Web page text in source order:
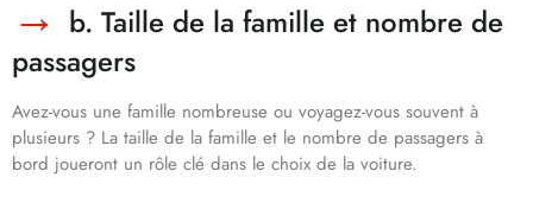
b. Taille de la famille et nombre de
passagers
Avez-vous une famille nombreuse ou voyagez-vous souvent à
plusieurs ? La taille de la famille et le nombre de passagers à
bord joueront un rôle clé dans le choix de la voiture.